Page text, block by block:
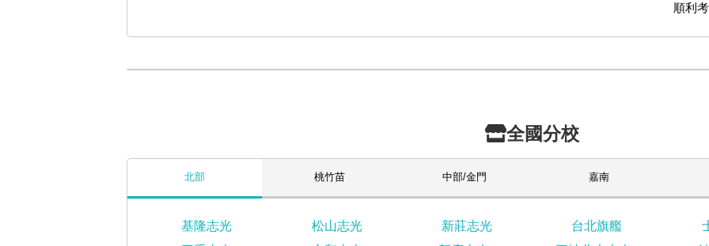
順利考
全國分校
北部 桃竹苗 中部/金門 嘉南
基隆志光 松山志光 新莊志光 台北旗艦